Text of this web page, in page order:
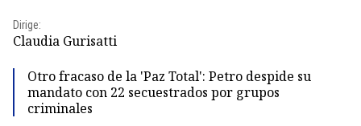
Dirige:
Claudia Gurisatti
Otro fracaso de la 'Paz Total': Petro despide su
mandato con 22 secuestrados por grupos
criminales